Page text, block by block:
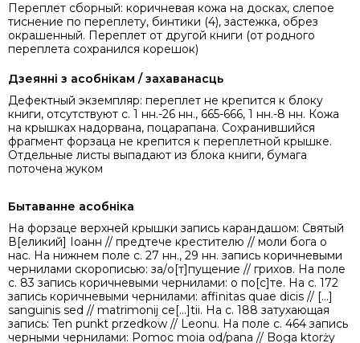
Переплет сборный: коричневая кожа на досках, слепое
тиснение по переплету, бинтики (4), застежка, обрез
окрашенный. Переплет от другой книги (от родного
переплета сохранился корешок)
Дзеянні з асобнікам / захаванасць
Дефектный экземпляр: переплет не крепится к блоку
книги, отсутствуют с. 1 нн.-26 нн., 665-666, 1 нн.-8 нн. Кожа
на крышках надорвана, поцарапана. Сохранившийся
фрагмент форзаца не крепится к переплетной крышке.
Отдельные листы выпадают из блока книги, бумага
поточена жуком
Бытаванне асобніка
На форзаце верхней крышки запись карандашом: Святый
В[еликий] Іоанн // предтече крестителю // моли бога о
нас. На нижнем поле с. 27 нн., 29 нн. запись коричневыми
чернилами скорописью: за/о[т]пущение // грихов. На поле
с. 83 запись коричневыми чернилами: о по[с]те. На с. 172
запись коричневыми чернилами: affinitas quae dicis // [...]
sanguinis sed // matrimonij ce[...]tii. На с. 188 затухающая
запись: Ten punkt przedkow // Leonu. На поле с. 464 запись
черными чернилами: Pomoc moia od/pana // Boga ktorży